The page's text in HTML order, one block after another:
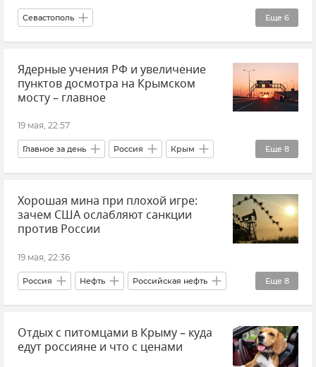
Еще 6
Севастополь
Паромы и катера в Севастополе Транспорт
Общественный транспорт
Морской транспорт
Новости Севастополя
Ядерные учения РФ и увеличение
пунктов досмотра на Крымском
мосту – главное
19 мая, 22:57
Еще 8
Главное за день Россия Крым
Александр Бутягин Байкал
Ядерное оружие Ядерное сдерживание
Ядерная триада
Новости Крыма
Хорошая мина при плохой игре:
зачем США ослабляют санкции
против России
19 мая, 22:36
Еще 8
Россия Нефть Российская нефть
США Санкции
Санкции против России Индия
Политика
Отдых с питомцами в Крыму – куда
едут россияне и что с ценами